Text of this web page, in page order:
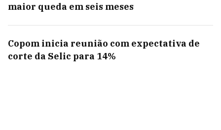
maior queda em seis meses
Copom inicia reunião com expectativa de
corte da Selic para 14%